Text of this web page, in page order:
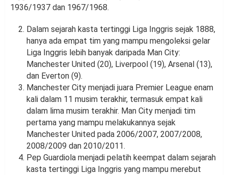
1936/1937 dan 1967/1968.
Dalam sejarah kasta tertinggi Liga Inggris sejak 1888,
hanya ada empat tim yang mampu mengoleksi gelar
Liga Inggris lebih banyak daripada Man City:
Manchester United (20), Liverpool (19), Arsenal (13),
dan Everton (9).
Manchester City menjadi juara Premier League enam
kali dalam 11 musim terakhir, termasuk empat kali
dalam lima musim terakhir. Man City menjadi tim
pertama yang mampu melakukannya sejak
Manchester United pada 2006/2007, 2007/2008,
2008/2009 dan 2010/2011.
Pep Guardiola menjadi pelatih keempat dalam sejarah
kasta tertinggi Liga Inggris yang mampu merebut